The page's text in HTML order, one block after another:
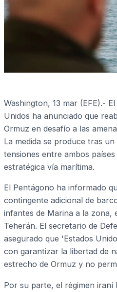
Washington, 13 mar (EFE).-
Unidos ha anunciado que
Ormuz en desafío a las
La medida se produce tras
tensiones entre ambos
estratégica vía marítima.
El Pentágono ha informado
contingente adicional de
infantes de Marina a la zona,
Teherán. El secretario de
asegurado que 'Estados
con garantizar la libertad de
estrecho de Ormuz y no
Por su parte, el régimen iraní